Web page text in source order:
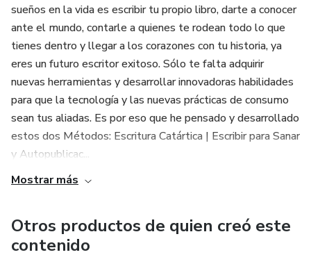
sueños en la vida es escribir tu propio libro, darte a conocer
ante el mundo, contarle a quienes te rodean todo lo que
tienes dentro y llegar a los corazones con tu historia, ya
eres un futuro escritor exitoso. Sólo te falta adquirir
nuevas herramientas y desarrollar innovadoras habilidades
para que la tecnología y las nuevas prácticas de consumo
sean tus aliadas. Es por eso que he pensado y desarrollado
estos dos Métodos: Escritura Catártica | Escribir para Sanar
y Autopublicac...
Mostrar más
Otros productos de quien creó este
contenido